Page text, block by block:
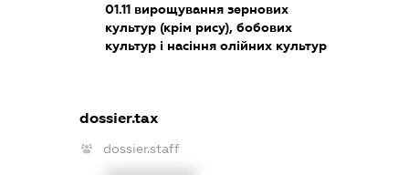
01.11вирощування зернових
культур (крім рису), бобових
культур і насіння олійних культур
dossier.tax
dossier.staff